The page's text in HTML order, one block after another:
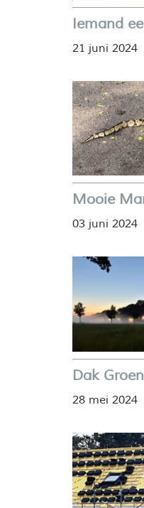
Iemand
21 juni 2024
Mooie
03 juni 2024
Dak
28 mei 2024